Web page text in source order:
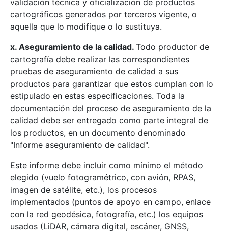
validación técnica y oficialización de productos
cartográficos generados por terceros vigente, o
aquella que lo modifique o lo sustituya.
x. Aseguramiento de la calidad. Todo productor de
cartografía debe realizar las correspondientes
pruebas de aseguramiento de calidad a sus
productos para garantizar que estos cumplan con lo
estipulado en estas especificaciones. Toda la
documentación del proceso de aseguramiento de la
calidad debe ser entregado como parte integral de
los productos, en un documento denominado
"Informe aseguramiento de calidad".
Este informe debe incluir como mínimo el método
elegido (vuelo fotogramétrico, con avión, RPAS,
imagen de satélite, etc.), los procesos
implementados (puntos de apoyo en campo, enlace
con la red geodésica, fotografía, etc.) los equipos
usados (LiDAR, cámara digital, escáner, GNSS,